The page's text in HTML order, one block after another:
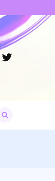
Twitter
for: